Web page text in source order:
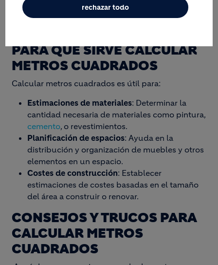
secciones rectangulares, calcula cada sección
por separado y suma los resultados para
PARA QUÉ SIRVE CALCULAR
METROS CUADRADOS
Calcular metros cuadrados es útil para:
Estimaciones de materiales: Determinar la
cantidad necesaria de materiales como pintura,
cemento, o revestimientos.
Planificación de espacios: Ayuda en la
distribución y organización de muebles y otros
elementos en un espacio.
Costes de construcción: Establecer
estimaciones de costes basadas en el tamaño
del área a construir o renovar.
CONSEJOS Y TRUCOS PARA
CALCULAR METROS
CUADRADOS
rechazar todo